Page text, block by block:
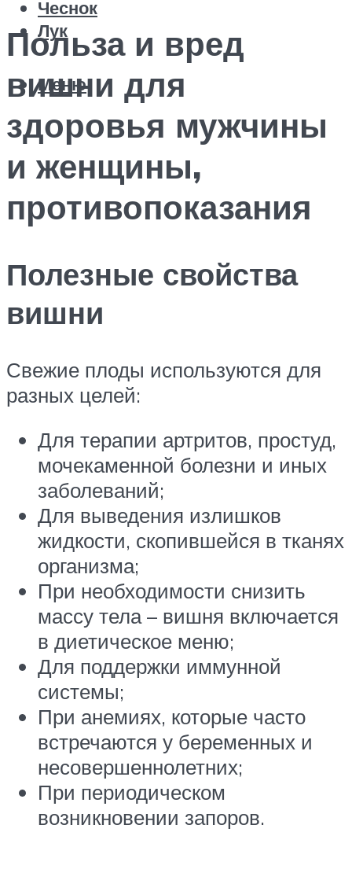
Чеснок
Лук
Меню
Польза и вред
вишни для
здоровья мужчины
и женщины,
противопоказания
Полезные свойства
вишни
Свежие плоды используются для
разных целей:
Для терапии артритов, простуд,
мочекаменной болезни и иных
заболеваний;
Для выведения излишков
жидкости, скопившейся в тканях
организма;
При необходимости снизить
массу тела – вишня включается
в диетическое меню;
Для поддержки иммунной
системы;
При анемиях, которые часто
встречаются у беременных и
несовершеннолетних;
При периодическом
возникновении запоров.